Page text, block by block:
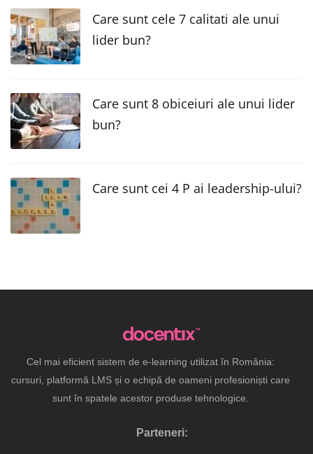
Care sunt cele 7 calitati ale unui
lider bun?
Care sunt 8 obiceiuri ale unui lider
bun?
Care sunt cei 4 P ai leadership-ului?
Cel mai eficient sistem de e-learning utilizat în România:
cursuri, platformă LMS și o echipă de oameni profesioniști care
sunt în spatele acestor produse tehnologice.
Parteneri: